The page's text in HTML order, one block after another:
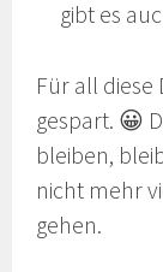
gibt es
Für all diese
gespart. 😀
bleiben,
nicht mehr
gehen.